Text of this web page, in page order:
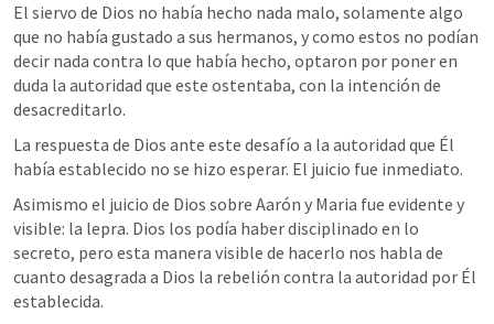
El siervo de Dios no había hecho nada malo, solamente algo
que no había gustado a sus hermanos, y como estos no podían
decir nada contra lo que había hecho, optaron por poner en
duda la autoridad que este ostentaba, con la intención de
desacreditarlo.
La respuesta de Dios ante este desafío a la autoridad que Él
había establecido no se hizo esperar. El juicio fue inmediato.
Asimismo el juicio de Dios sobre Aarón y Maria fue evidente y
visible: la lepra. Dios los podía haber disciplinado en lo
secreto, pero esta manera visible de hacerlo nos habla de
cuanto desagrada a Dios la rebelión contra la autoridad por Él
establecida.